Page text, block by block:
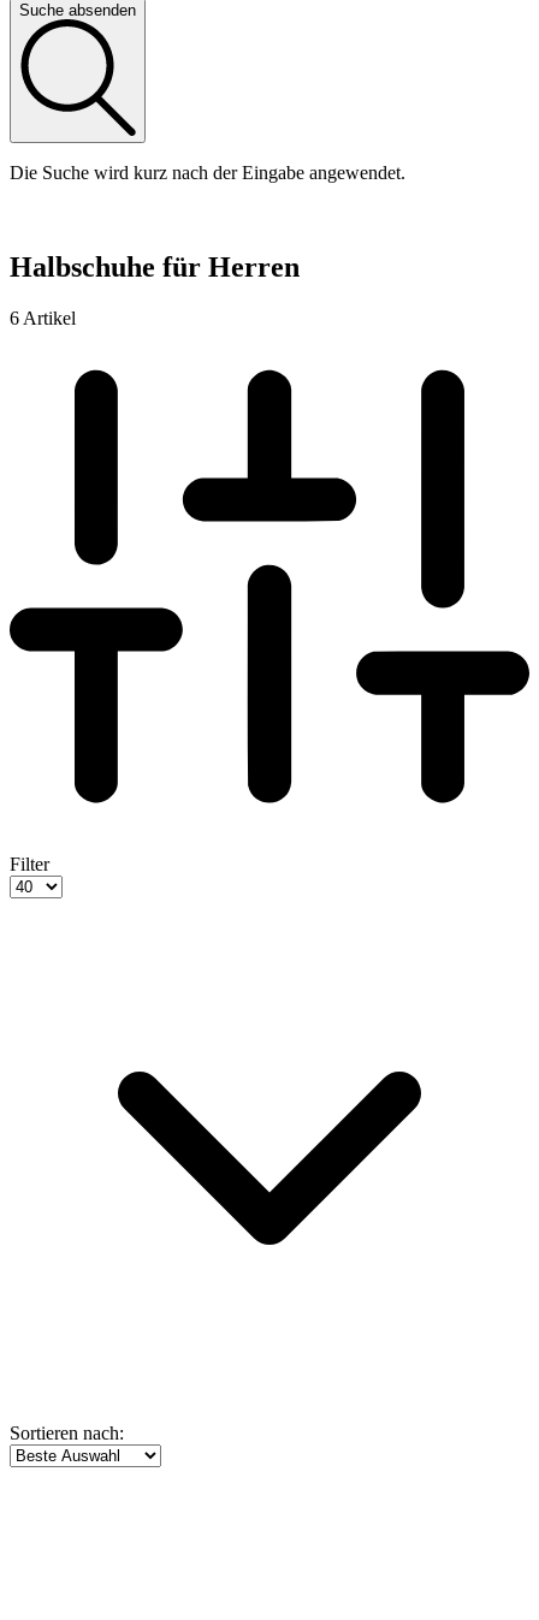
Suche absenden
Die Suche wird kurz nach der Eingabe angewendet.
Halbschuhe für Herren
6 Artikel
Filter
Sortieren nach: